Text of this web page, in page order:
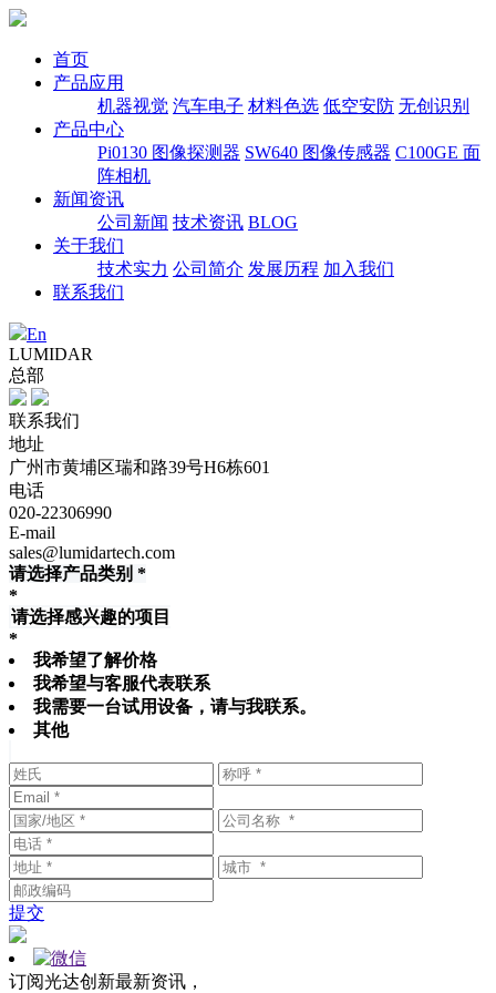
首页
产品应用
机器视觉 汽车电子 材料色选 低空安防 无创识别
产品中心
Pi0130 图像探测器 SW640 图像传感器 C100GE 面
阵相机
新闻资讯
公司新闻 技术资讯 BLOG
关于我们
技术实力 公司简介 发展历程 加入我们
联系我们
En
LUMIDAR
总部
联系我们
地址
广州市黄埔区瑞和路39号H6栋601
电话
020-22306990
E-mail
sales@lumidartech.com
请选择产品类别 *
*
请选择感兴趣的项目
*
我希望了解价格
我希望与客服代表联系
我需要一台试用设备，请与我联系。
其他
提交
订阅光达创新最新资讯，